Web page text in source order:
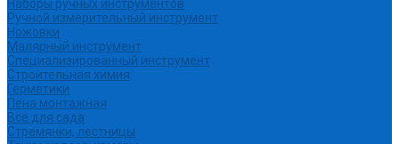
Наборы ручных инструментов
Ручной измерительный инструмент
Ножовки
Малярный инструмент
Специализированный инструмент
Строительная химия
Герметики
Пена монтажная
Все для сада
Стремянки, лестницы